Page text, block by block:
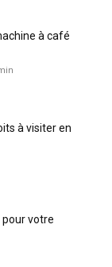
à café
à visiter en
votre